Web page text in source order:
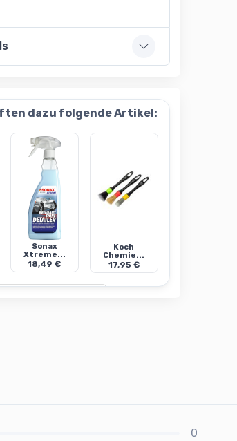
dazu folgende Artikel:
Sonax
Xtreme...
18,49 €
Koch
Chemie...
17,95 €
0